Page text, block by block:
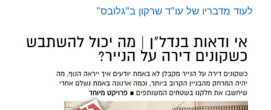
לעוד מדבריו של עו"ד שרקון ב"גלובס"